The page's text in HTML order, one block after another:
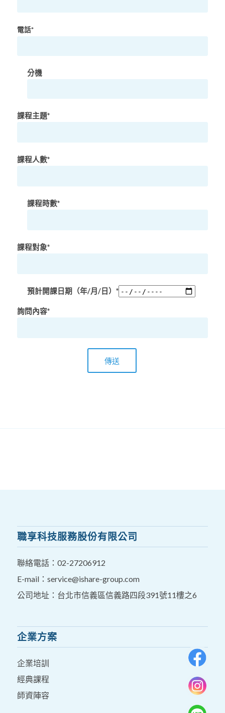
電話*
分機
課程主題*
課程人數*
課程時數*
課程對象*
預計開課日期（年/月/日）*
詢問內容*
職享科技服務股份有限公司
聯絡電話： 02-27206912
E-mail： service@ishare-group.com
公司地址：台北市信義區信義路四段391號11樓之6
企業方案
企業培訓
經典課程
師資陣容